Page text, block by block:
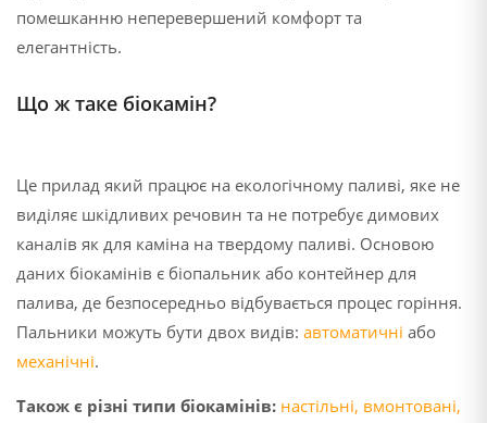
помешканню неперевершений комфорт та
елегантність.
Що ж таке біокамін?
Це прилад який працює на екологічному паливі, яке не
виділяє шкідливих речовин та не потребує димових
каналів як для каміна на твердому паливі. Основою
даних біокамінів є біопальник або контейнер для
палива, де безпосередньо відбувається процес горіння.
Пальники можуть бути двох видів: автоматичні або
механічні.
Також є різні типи біокамінів: настільні, вмонтовані,